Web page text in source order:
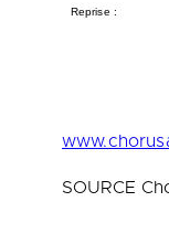
Reprise :
SOURCE